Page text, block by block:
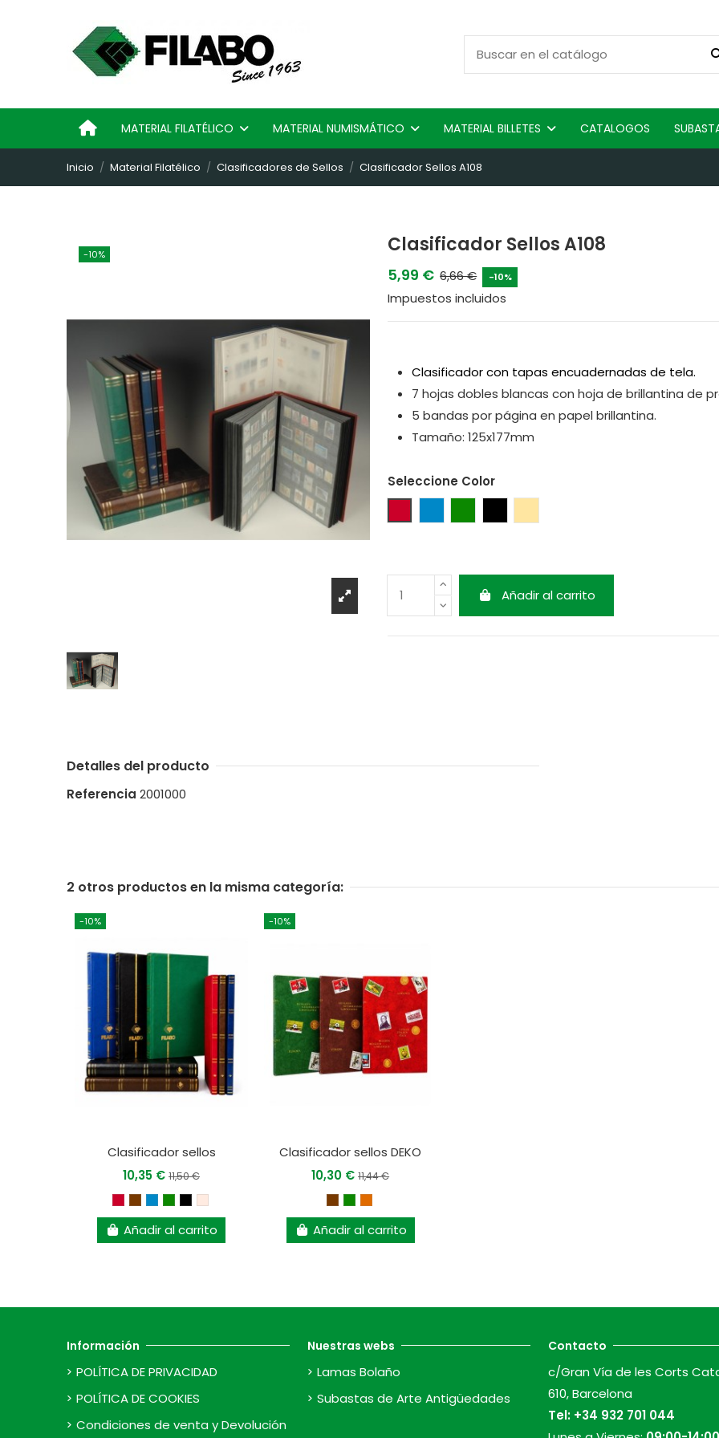
MATERIAL FILATÉLICO MATERIAL NUMISMÁTICO MATERIAL BILLETES CATALOGOS
Inicio Material Filatélico Clasificadores de Sellos Clasificador Sellos A108
-10% Clasificador Sellos A108
5,99 € 6,66 € -10%
Impuestos incluidos
Clasificador con tapas encuadernadas de tela.
7 hojas dobles blancas con hoja de brillantina de
5 bandas por página en papel brillantina.
Tamaño: 125x177mm
Seleccione Color
Añadir al carrito
Detalles del producto
Referencia 2001000
2 otros productos en la misma categoría:
-10%
Clasificador sellos
10,35 €11,50 €
Añadir al carrito
-10%
Clasificador sellos DEKO
10,30 €11,44 €
Añadir al carrito
Información
POLÍTICA DE PRIVACIDAD
POLÍTICA DE COOKIES
Condiciones de venta y Devolución
Nuestras webs
Lamas Bolaño
Subastas de Arte Antigüedades
Contacto
c/Gran Vía de les Corts
610, Barcelona
Tel: +34 932 701 044